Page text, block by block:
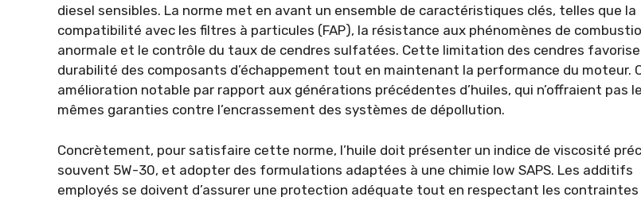
diesel sensibles. La norme met en avant un ensemble de caractéristiques clés, telles que la
compatibilité avec les filtres à particules (FAP), la résistance aux phénomènes de
anormale et le contrôle du taux de cendres sulfatées. Cette limitation des cendres
durabilité des composants d’échappement tout en maintenant la performance du moteur.
amélioration notable par rapport aux générations précédentes d’huiles, qui n’offraient pas
mêmes garanties contre l’encrassement des systèmes de dépollution.
Concrètement, pour satisfaire cette norme, l’huile doit présenter un indice de viscosité
souvent 5W-30, et adopter des formulations adaptées à une chimie low SAPS. Les additifs
employés se doivent d’assurer une protection adéquate tout en respectant les contraintes